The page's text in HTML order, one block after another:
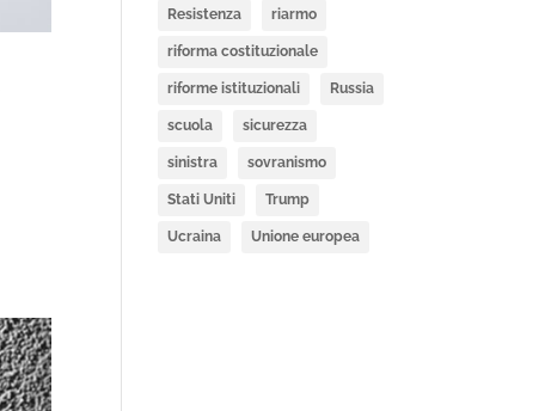
Resistenza riarmo
riforma costituzionale
riforme istituzionali Russia
scuola sicurezza
sinistra sovranismo
Stati Uniti Trump
Ucraina Unione europea